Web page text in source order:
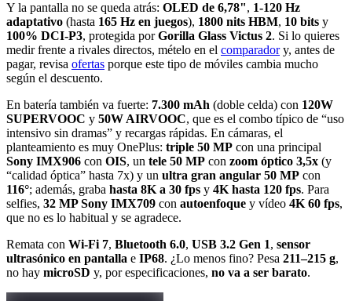
Y la pantalla no se queda atrás: OLED de 6,78", 1-120 Hz
adaptativo (hasta 165 Hz en juegos), 1800 nits HBM, 10 bits y
100% DCI-P3, protegida porGorilla Glass Victus 2. Si lo quieres
medir frente a rivales directos, mételo en el comparadory, antes de
pagar, revisa ofertas porque este tipo de móviles cambia mucho
según el descuento.
En batería también va fuerte: 7.300 mAh (doble celda) con 120W
SUPERVOOC y 50W AIRVOOC, que es el combo típico de “uso
intensivo sin dramas” y recargas rápidas. En cámaras, el
planteamiento es muy OnePlus: triple 50 MP con una principal
Sony IMX906 con OIS, un tele 50 MP con zoom óptico 3,5x (y
“calidad óptica” hasta 7x) y un ultra gran angular 50 MP con
116°; además, graba hasta 8K a 30 fps y 4K hasta 120 fps. Para
selfies, 32 MP Sony IMX709 con autoenfoque y vídeo 4K 60 fps,
que no es lo habitual y se agradece.
Remata con Wi-Fi 7, Bluetooth 6.0, USB 3.2 Gen 1, sensor
ultrasónico en pantalla e IP68. ¿Lo menos fino? Pesa 211–215 g,
no hay microSD y, por especificaciones, no va a ser barato.